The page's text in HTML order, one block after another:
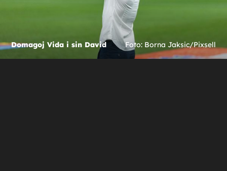
Domagoj Vida i sin David Foto: Borna Jaksic/Pixsell